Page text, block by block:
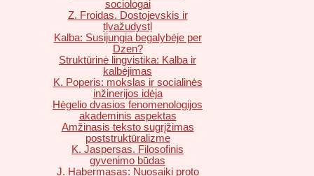
sociologai
Z. Froidas. Dostojevskis ir
tļvažudystļ
Kalba: Susijungia begalybėje per
Dzen?
Struktūrinė lingvistika: Kalba ir
kalbėjimas
K. Poperis: mokslas ir socialinės
inžinerijos idėja
Hėgelio dvasios fenomenologijos
akademinis aspektas
Amžinasis teksto sugrįžimas
poststruktūralizme
K. Jaspersas. Filosofinis
gyvenimo būdas
J. Habermasas: Nuosaiki proto